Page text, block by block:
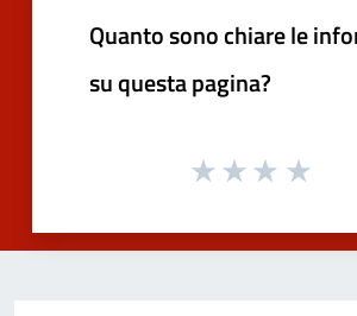
Quanto sono chiare le
su questa pagina?